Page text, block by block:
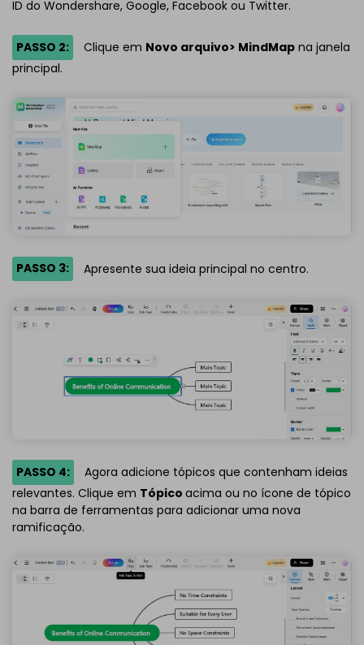
ID do Wondershare, Google, Facebook ou Twitter.
PASSO 2: Clique em Novo arquivo> MindMap na janela
principal.
PASSO 3: Apresente sua ideia principal no centro.
PASSO 4:
Agora adicione tópicos que contenham ideias
relevantes. Clique em Tópico acima ou no ícone de tópico
na barra de ferramentas para adicionar uma nova
ramificação.